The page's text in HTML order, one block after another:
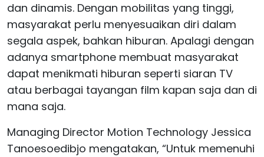
dan dinamis. Dengan mobilitas yang tinggi,
masyarakat perlu menyesuaikan diri dalam
segala aspek, bahkan hiburan. Apalagi dengan
adanya smartphone membuat masyarakat
dapat menikmati hiburan seperti siaran TV
atau berbagai tayangan film kapan saja dan di
mana saja.
Managing Director Motion Technology Jessica
Tanoesoedibjo mengatakan, “Untuk memenuhi